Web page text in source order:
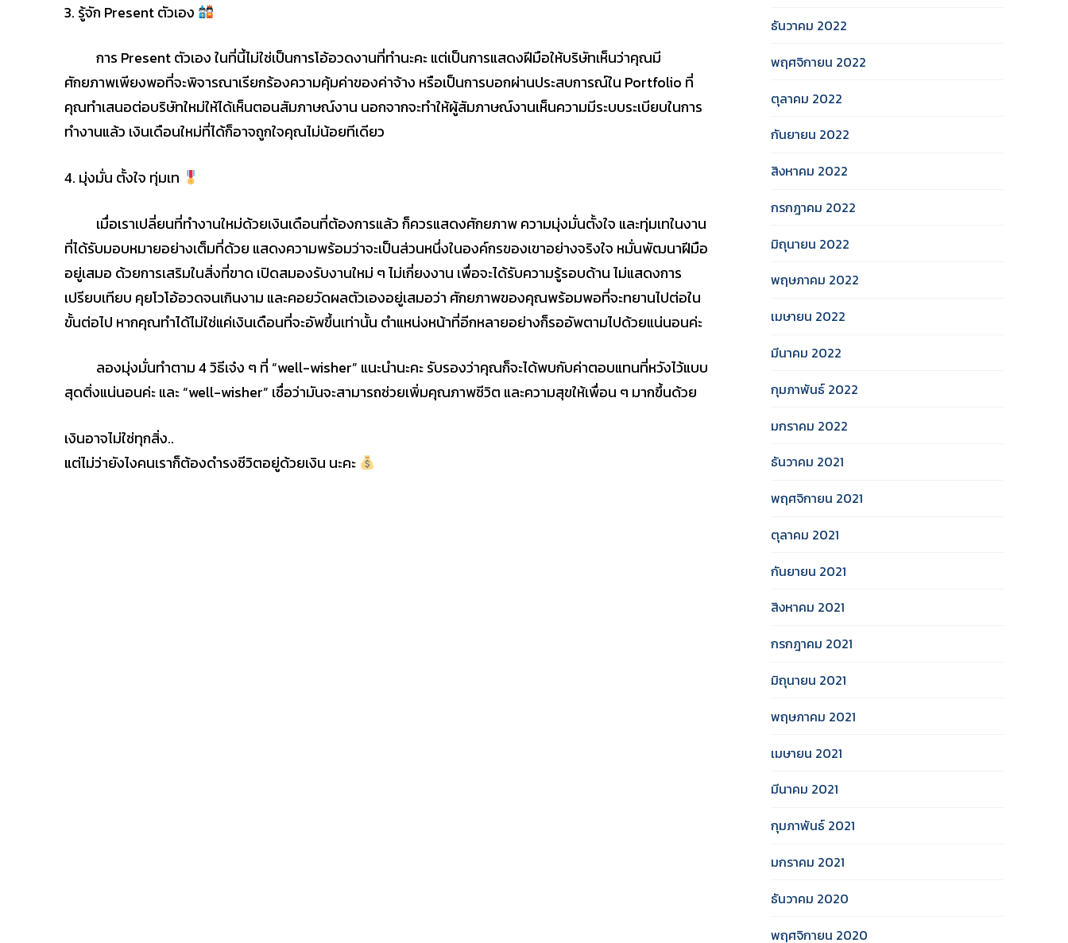
3. รู้จัก Present ตัวเอง
การ Present ตัวเอง ในที่นี้ไม่ใช่เป็นการโอ้อวดงานที่ทำนะคะ แต่เป็นการแสดงฝีมือให้บริษัทเห็นว่าคุณมี
ศักยภาพเพียงพอที่จะพิจารณาเรียกร้องความคุ้มค่าของค่าจ้าง หรือเป็นการบอกผ่านประสบการณ์ใน Portfolio ที่
คุณทำเสนอต่อบริษัทใหม่ให้ได้เห็นตอนสัมภาษณ์งาน นอกจากจะทำให้ผู้สัมภาษณ์งานเห็นความมีระบบระเบียบในการ
ทำงานแล้ว เงินเดือนใหม่ที่ได้ก็อาจถูกใจคุณไม่น้อยทีเดียว
4. มุ่งมั่น ตั้งใจ ทุ่มเท
เมื่อเราเปลี่ยนที่ทำงานใหม่ด้วยเงินเดือนที่ต้องการแล้ว ก็ควรแสดงศักยภาพ ความมุ่งมั่นตั้งใจ และทุ่มเทในงาน
ที่ได้รับมอบหมายอย่างเต็มที่ด้วย แสดงความพร้อมว่าจะเป็นส่วนหนึ่งในองค์กรของเขาอย่างจริงใจ หมั่นพัฒนาฝีมือ
อยู่เสมอ ด้วยการเสริมในสิ่งที่ขาด เปิดสมองรับงานใหม่ ๆ ไม่เกี่ยงงาน เพื่อจะได้รับความรู้รอบด้าน ไม่แสดงการ
เปรียบเทียบ คุยโวโอ้อวดจนเกินงาม และคอยวัดผลตัวเองอยู่เสมอว่า ศักยภาพของคุณพร้อมพอที่จะทยานไปต่อใน
ขั้นต่อไป หากคุณทำได้ไม่ใช่แค่เงินเดือนที่จะอัพขึ้นเท่านั้น ตำแหน่งหน้าที่อีกหลายอย่างก็รออัพตามไปด้วยแน่นอนค่ะ
ลองมุ่งมั่นทำตาม 4 วิธีเจ๋ง ๆ ที่ “well-wisher” แนะนำนะคะ รับรองว่าคุณก็จะได้พบกับค่าตอบแทนที่หวังไว้แบบ
สุดติ่งแน่นอนค่ะ และ “well-wisher” เชื่อว่ามันจะสามารถช่วยเพิ่มคุณภาพชีวิต และความสุขให้เพื่อน ๆ มากขึ้นด้วย
เงินอาจไม่ใช่ทุกสิ่ง..
แต่ไม่ว่ายังไงคนเราก็ต้องดำรงชีวิตอยู่ด้วยเงิน นะคะ
ธันวาคม 2022
พฤศจิกายน 2022
ตุลาคม 2022
กันยายน 2022
สิงหาคม 2022
กรกฎาคม 2022
มิถุนายน 2022
พฤษภาคม 2022
เมษายน 2022
มีนาคม 2022
กุมภาพันธ์ 2022
มกราคม 2022
ธันวาคม 2021
พฤศจิกายน 2021
ตุลาคม 2021
กันยายน 2021
สิงหาคม 2021
กรกฎาคม 2021
มิถุนายน 2021
พฤษภาคม 2021
เมษายน 2021
มีนาคม 2021
กุมภาพันธ์ 2021
มกราคม 2021
ธันวาคม 2020
พฤศจิกายน 2020